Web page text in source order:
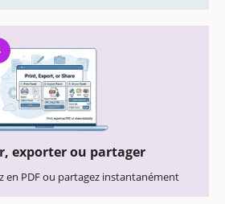
exporter ou partager
en PDF ou partagez instantanément